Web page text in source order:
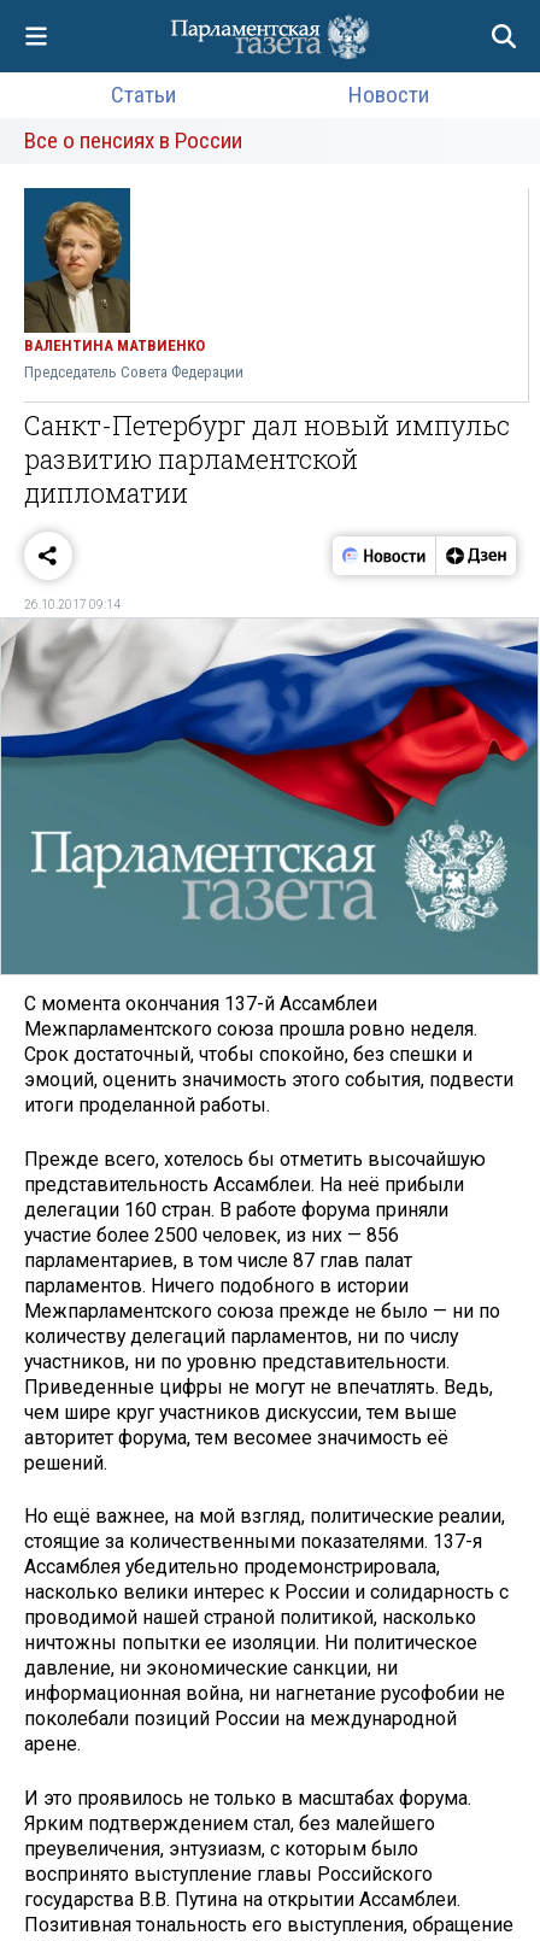
Статьи
Новости
Все о пенсиях в России
ВАЛЕНТИНА МАТВИЕНКО
Председатель Совета Федерации
Санкт-Петербург дал новый импульс
развитию парламентской
дипломатии
26.10.2017 09:14
С момента окончания 137-й Ассамблеи
Межпарламентского союза прошла ровно неделя.
Срок достаточный, чтобы спокойно, без спешки и
эмоций, оценить значимость этого события, подвести
итоги проделанной работы.
Прежде всего, хотелось бы отметить высочайшую
представительность Ассамблеи. На неё прибыли
делегации 160 стран. В работе форума приняли
участие более 2500 человек, из них — 856
парламентариев, в том числе 87 глав палат
парламентов. Ничего подобного в истории
Межпарламентского союза прежде не было — ни по
количеству делегаций парламентов, ни по числу
участников, ни по уровню представительности.
Приведенные цифры не могут не впечатлять. Ведь,
чем шире круг участников дискуссии, тем выше
авторитет форума, тем весомее значимость её
решений.
Но ещё важнее, на мой взгляд, политические реалии,
стоящие за количественными показателями. 137-я
Ассамблея убедительно продемонстрировала,
насколько велики интерес к России и солидарность с
проводимой нашей страной политикой, насколько
ничтожны попытки ее изоляции. Ни политическое
давление, ни экономические санкции, ни
информационная война, ни нагнетание русофобии не
поколебали позиций России на международной
арене.
И это проявилось не только в масштабах форума.
Ярким подтверждением стал, без малейшего
преувеличения, энтузиазм, с которым было
воспринято выступление главы Российского
государства В.В. Путина на открытии Ассамблеи.
Позитивная тональность его выступления, обращение